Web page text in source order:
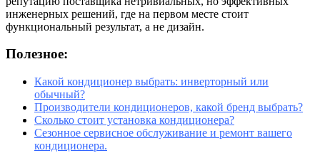
инженерных решений, где на первом месте стоит
функциональный результат, а не дизайн.
Полезное:
Какой кондиционер выбрать: инверторный или
обычный?
Производители кондиционеров, какой бренд выбрать?
Сколько стоит установка кондиционера?
Сезонное сервисное обслуживание и ремонт вашего
кондиционера.